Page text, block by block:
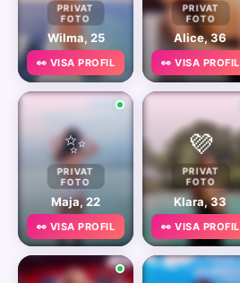
PRIVAT
FOTO
Wilma, 25
👀 VISA PROFIL
PRIVAT
FOTO
Alice, 36
👀 VISA PROFIL
✨
PRIVAT
FOTO
Maja, 22
👀 VISA PROFIL
💜
PRIVAT
FOTO
Klara, 33
👀 VISA PROFIL